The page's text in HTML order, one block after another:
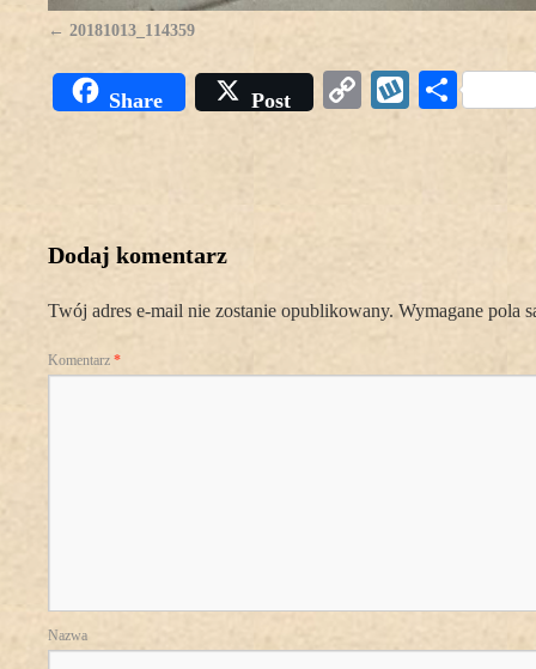
20181013_114359
Share Post
CopyWykop
Dodaj komentarz
Twój adres e-mail nie zostanie opublikowany. Wymagane pola
Komentarz *
Nazwa